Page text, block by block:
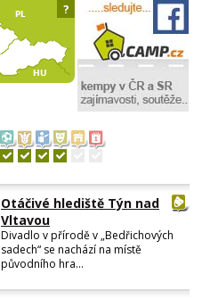
?
Otáčivé hlediště Týn nad
Vltavou
Divadlo v přírodě v „Bedřichových
sadech“ se nachází na místě
původního hra...